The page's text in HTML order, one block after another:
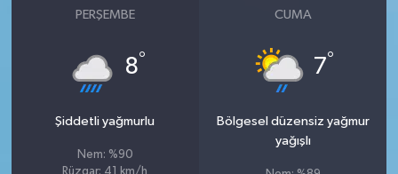
PERŞEMBE
8°
Şiddetli yağmurlu
Nem: %90
Rüzgar: 41 km/h
CUMA
7°
Bölgesel düzensiz yağmur
yağışlı